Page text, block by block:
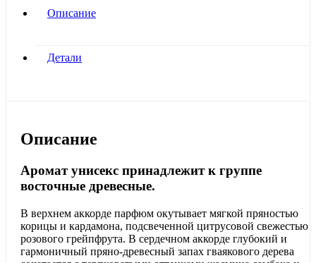
Описание
Детали
Описание
Аромат унисекс принадлежит к группе
восточные древесные.
В верхнем аккорде парфюм окутывает мягкой пряностью
корицы и кардамона, подсвеченной цитрусовой свежестью
розового грейпфрута. В сердечном аккорде глубокий и
гармоничный пряно-древесный запах гваякового дерева